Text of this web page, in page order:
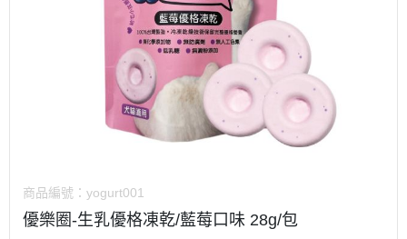
商品編號： yogurt001
優樂圈-生乳優格凍乾/藍莓口味 28g/包